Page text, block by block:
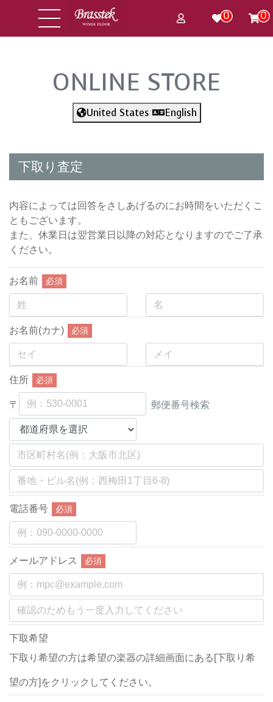
0 0
ONLINE STORE
United States English
下取り査定
内容によっては回答をさしあげるのにお時間をいただくこ
ともございます。
また、休業日は翌営業日以降の対応となりますのでご了承
ください。
お名前 必須
お名前(カナ) 必須
住所 必須
〒 郵便番号検索
電話番号 必須
メールアドレス 必須
下取希望
下取り希望の方は希望の楽器の詳細画面にある[下取り希
望の方]をクリックしてください。